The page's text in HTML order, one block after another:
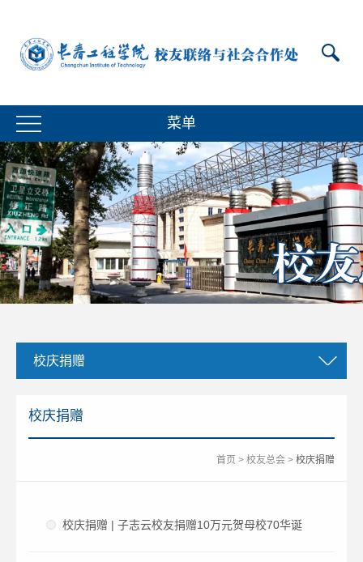
菜单
校庆捐赠
校庆捐赠
首页 > 校友总会 > 校庆捐赠
校庆捐赠 | 子志云校友捐赠10万元贺母校70华诞